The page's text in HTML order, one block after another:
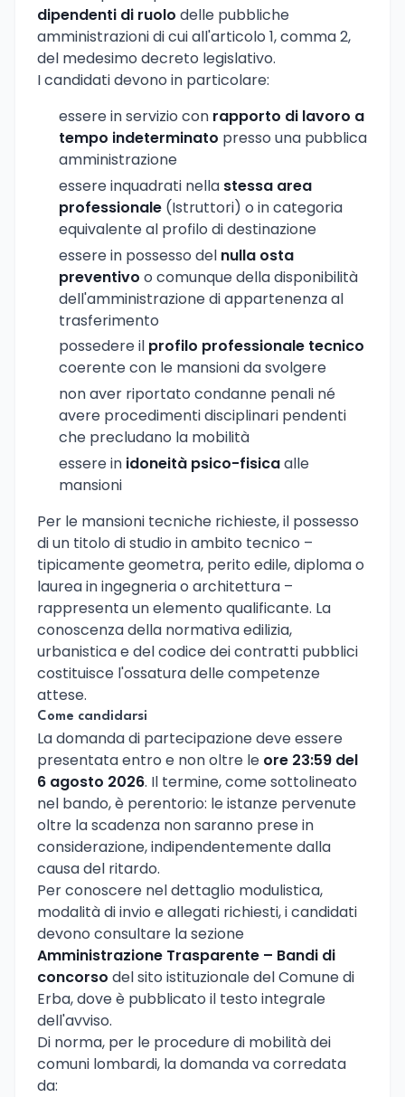
dipendenti di ruolo delle pubbliche
amministrazioni di cui all'articolo 1, comma 2,
del medesimo decreto legislativo.
I candidati devono in particolare:
essere in servizio con rapporto di lavoro a
tempo indeterminato presso una pubblica
amministrazione
essere inquadrati nella stessa area
professionale (Istruttori) o in categoria
equivalente al profilo di destinazione
essere in possesso del nulla osta
preventivo o comunque della disponibilità
dell'amministrazione di appartenenza al
trasferimento
possedere il profilo professionale tecnico
coerente con le mansioni da svolgere
non aver riportato condanne penali né
avere procedimenti disciplinari pendenti
che precludano la mobilità
essere in idoneità psico-fisicaalle
mansioni
Per le mansioni tecniche richieste, il possesso
di un titolo di studio in ambito tecnico –
tipicamente geometra, perito edile, diploma o
laurea in ingegneria o architettura –
rappresenta un elemento qualificante. La
conoscenza della normativa edilizia,
urbanistica e del codice dei contratti pubblici
costituisce l'ossatura delle competenze
attese.
Come candidarsi
La domanda di partecipazione deve essere
presentata entro e non oltre le ore 23:59 del
6 agosto 2026. Il termine, come sottolineato
nel bando, è perentorio: le istanze pervenute
oltre la scadenza non saranno prese in
considerazione, indipendentemente dalla
causa del ritardo.
Per conoscere nel dettaglio modulistica,
modalità di invio e allegati richiesti, i candidati
devono consultare la sezione
Amministrazione Trasparente – Bandi di
concorso del sito istituzionale del Comune di
Erba, dove è pubblicato il testo integrale
dell'avviso.
Di norma, per le procedure di mobilità dei
comuni lombardi, la domanda va corredata
da: